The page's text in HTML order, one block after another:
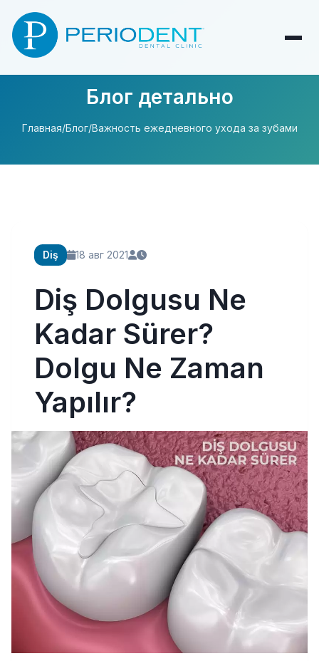
Блог детально
Главная/Блог/Важность ежедневного ухода за зубами
Diş 18 авг 2021
Diş Dolgusu Ne
Kadar Sürer?
Dolgu Ne Zaman
Yapılır?